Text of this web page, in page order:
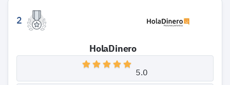
2
HolaDinero
5.0